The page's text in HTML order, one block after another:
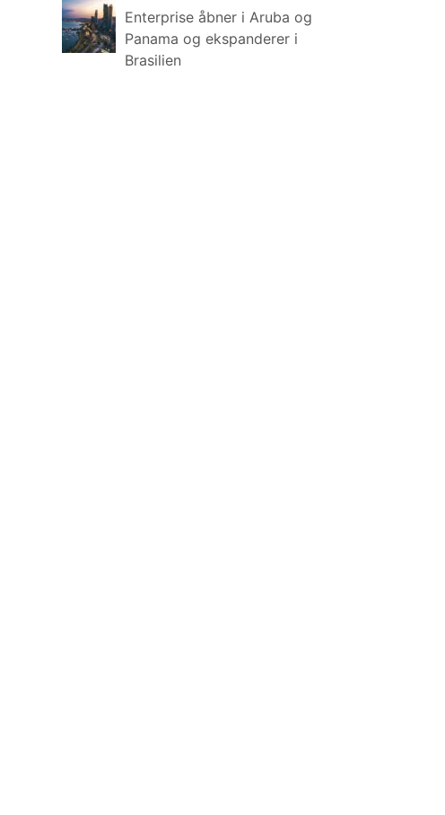
Enterprise åbner i Aruba og
Panama og ekspanderer i
Brasilien